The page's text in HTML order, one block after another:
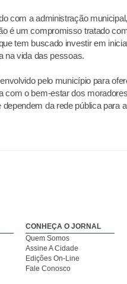
com a administração
é um compromisso tratado
tem buscado investir em
na vida das pessoas.
pelo município para
o bem-estar dos
da rede pública para
CONHEÇA O JORNAL
Quem Somos
Assine A Cidade
Edições On-Line
Fale Conosco